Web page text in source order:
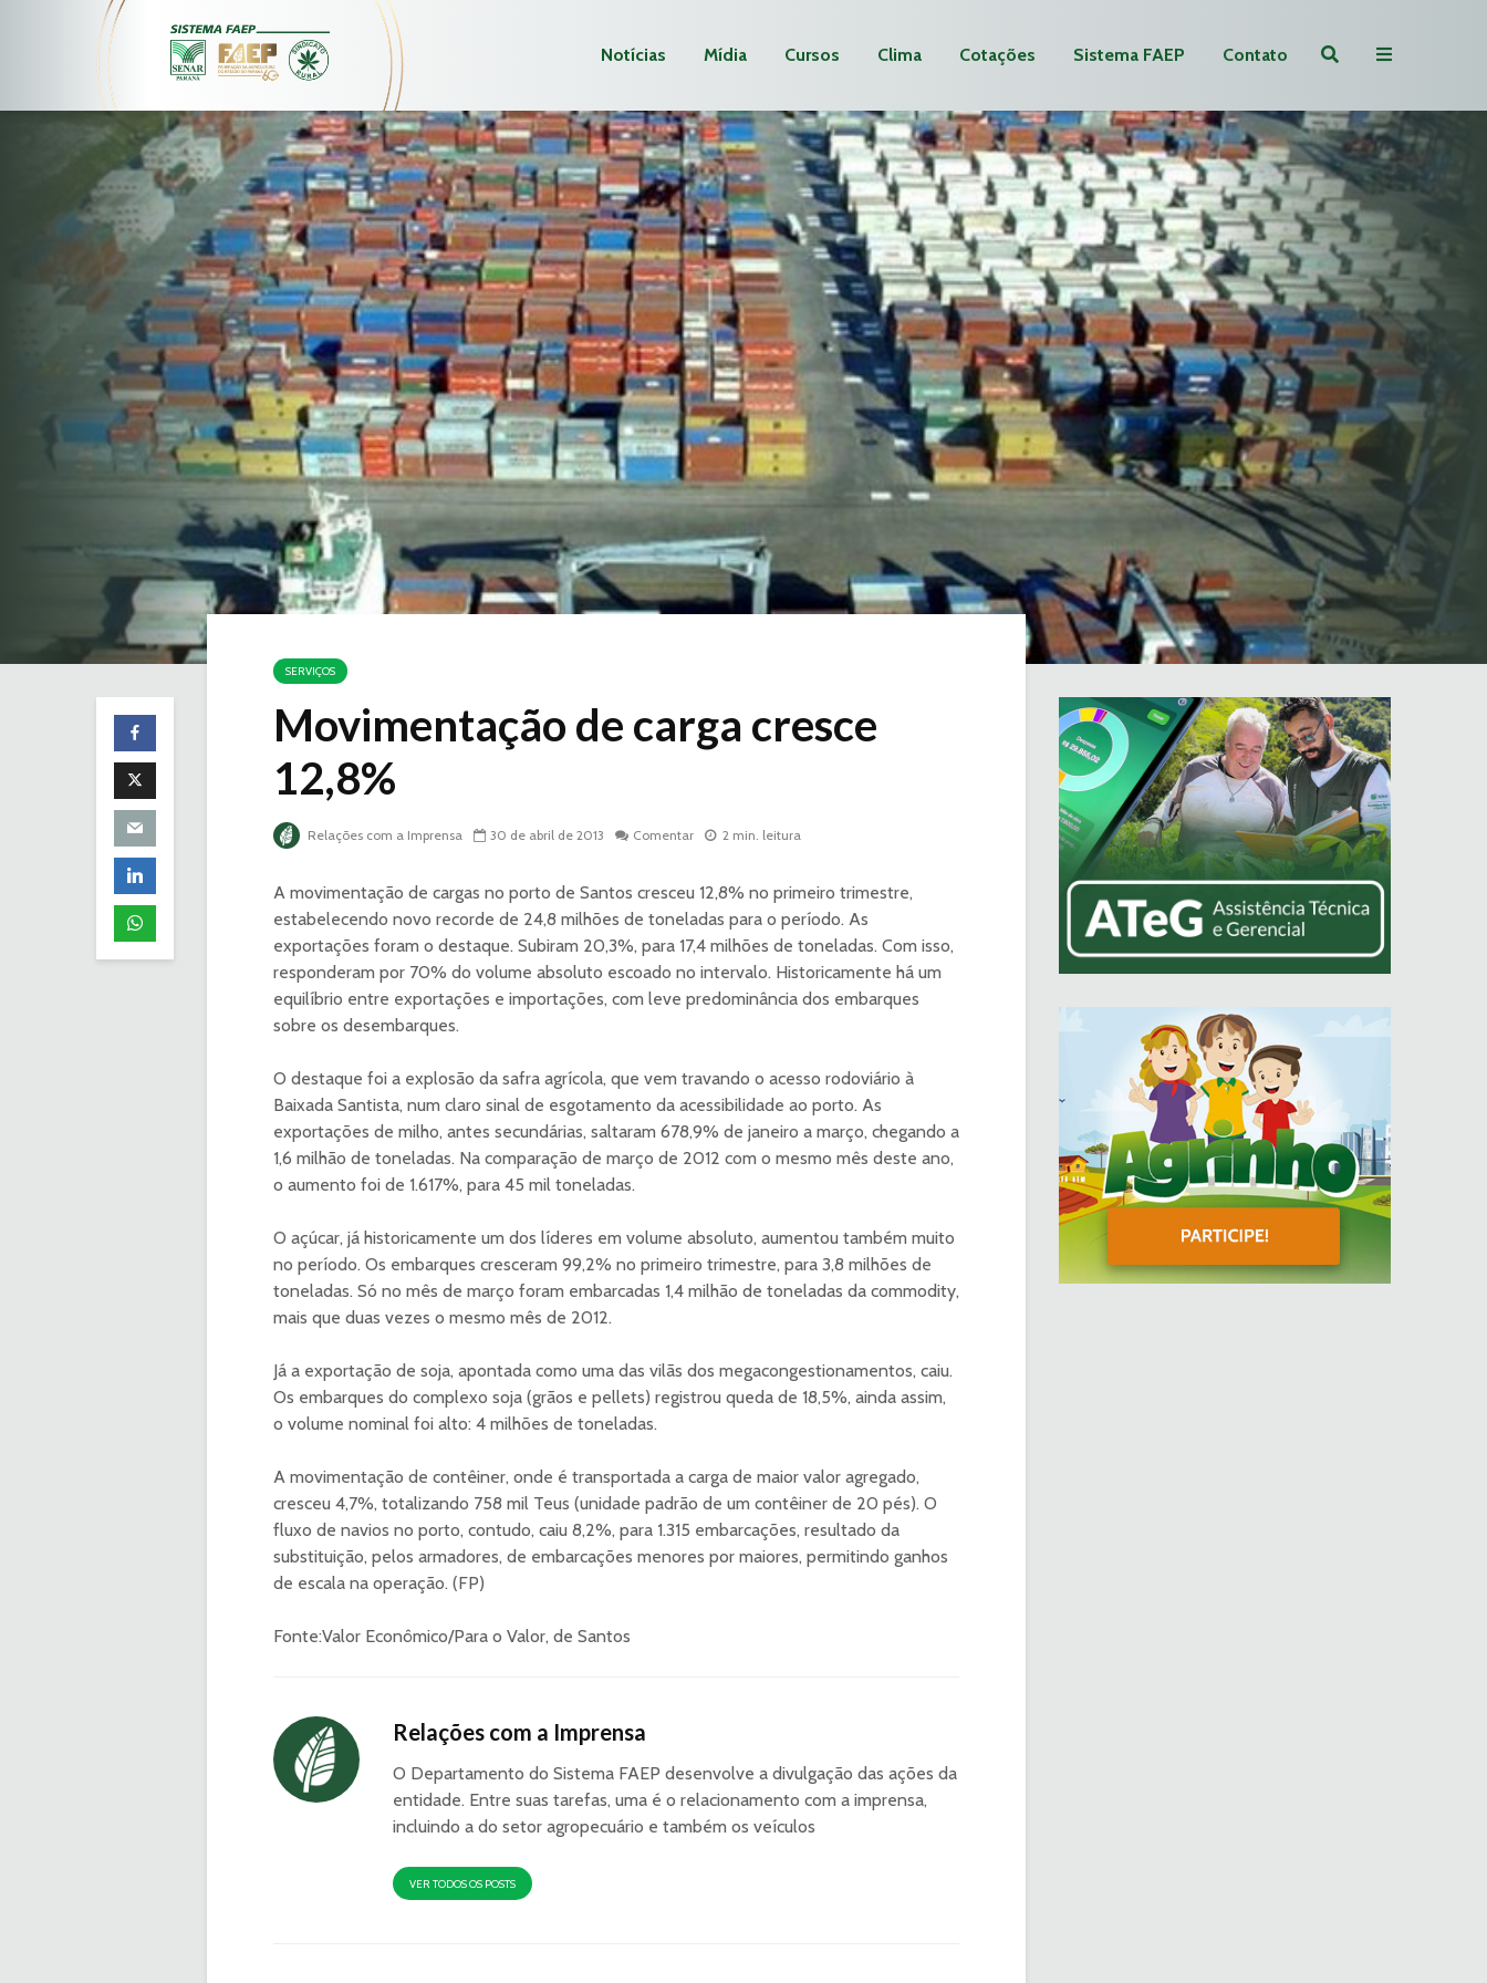
Notícias Mídia Cursos Clima Cotações Sistema FAEP Contato
SERVIÇOS
Movimentação de carga cresce
12,8%
Relações com a Imprensa 30 de abril de 2013 Comentar 2 min. leitura
A movimentação de cargas no porto de Santos cresceu 12,8% no primeiro trimestre,
estabelecendo novo recorde de 24,8 milhões de toneladas para o período. As
exportações foram o destaque. Subiram 20,3%, para 17,4 milhões de toneladas. Com isso,
responderam por 70% do volume absoluto escoado no intervalo. Historicamente há um
equilíbrio entre exportações e importações, com leve predominância dos embarques
sobre os desembarques.
O destaque foi a explosão da safra agrícola, que vem travando o acesso rodoviário à
Baixada Santista, num claro sinal de esgotamento da acessibilidade ao porto. As
exportações de milho, antes secundárias, saltaram 678,9% de janeiro a março, chegando a
1,6 milhão de toneladas. Na comparação de março de 2012 com o mesmo mês deste ano,
o aumento foi de 1.617%, para 45 mil toneladas.
O açúcar, já historicamente um dos líderes em volume absoluto, aumentou também muito
no período. Os embarques cresceram 99,2% no primeiro trimestre, para 3,8 milhões de
toneladas. Só no mês de março foram embarcadas 1,4 milhão de toneladas da commodity,
mais que duas vezes o mesmo mês de 2012.
Já a exportação de soja, apontada como uma das vilãs dos megacongestionamentos, caiu.
Os embarques do complexo soja (grãos e pellets) registrou queda de 18,5%, ainda assim,
o volume nominal foi alto: 4 milhões de toneladas.
A movimentação de contêiner, onde é transportada a carga de maior valor agregado,
cresceu 4,7%, totalizando 758 mil Teus (unidade padrão de um contêiner de 20 pés). O
fluxo de navios no porto, contudo, caiu 8,2%, para 1.315 embarcações, resultado da
substituição, pelos armadores, de embarcações menores por maiores, permitindo ganhos
de escala na operação. (FP)
Fonte:Valor Econômico/Para o Valor, de Santos
Relações com a Imprensa
O Departamento do Sistema FAEP desenvolve a divulgação das ações da
entidade. Entre suas tarefas, uma é o relacionamento com a imprensa,
incluindo a do setor agropecuário e também os veículos
VER TODOS OS POSTS